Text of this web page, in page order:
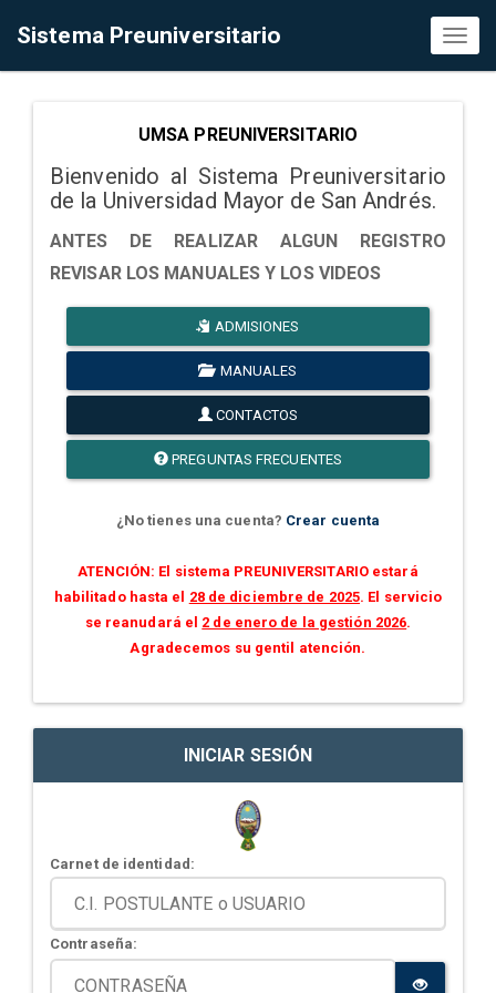
Sistema Preuniversitario
UMSA PREUNIVERSITARIO
Bienvenido al Sistema Preuniversitario
de la Universidad Mayor de San Andrés.
ANTES DE REALIZAR ALGUN REGISTRO
REVISAR LOS MANUALES Y LOS VIDEOS
ADMISIONES
MANUALES
CONTACTOS
PREGUNTAS FRECUENTES
¿No tienes una cuenta? Crear cuenta
ATENCIÓN: El sistema PREUNIVERSITARIO estará
habilitado hasta el 28 de diciembre de 2025. El servicio
se reanudará el 2 de enero de la gestión 2026.
Agradecemos su gentil atención.
INICIAR SESIÓN
Carnet de identidad:
Contraseña: